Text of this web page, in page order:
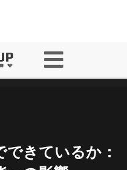
きているか：